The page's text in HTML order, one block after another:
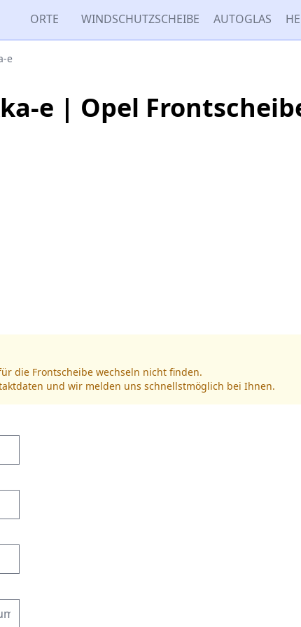
ORTE WINDSCHUTZSCHEIBE AUTOGLAS
e
e | Opel
die Frontscheibe wechseln nicht finden.
und wir melden uns schnellstmöglich bei Ihnen.